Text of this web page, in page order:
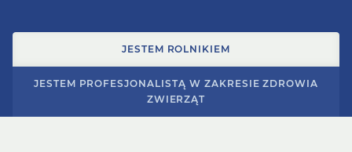
JESTEM ROLNIKIEM
JESTEM PROFESJONALISTĄ W ZAKRESIE ZDROWIA
ZWIERZĄT